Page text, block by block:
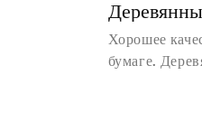
PRINTING
Хорошее
бумаге.